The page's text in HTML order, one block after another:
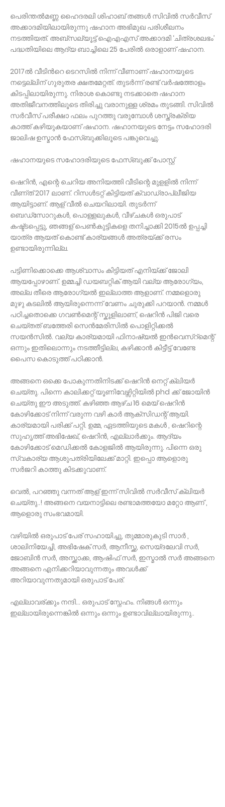
പെരിന്തല്‍മണ്ണ ഹൈദരലി ശിഹാബ് തങ്ങള്‍ സിവില്‍ സര്‍വീസ്
അക്കാദമിയിലായിരുന്നു ഷഹാന അഭിമുഖ പരിശീലനം
നടത്തിയത്. അബ്സല്യൂട്ട് ഐഎഎസ് അക്കാദമി ‘ചിത്രശലഭം’
പദ്ധതിയിലെ ആദ്യ ബാച്ചിലെ 25 പേരിൽ ഒരാളാണ് ഷഹാന.
2017ൽ വീടിന്‍റെ ടെറസിൽ നിന്ന് വീണാണ് ഷഹാനയുടെ
നട്ടെല്ലിന് ഗുരുതര ക്ഷതമേറ്റത്. തുടർന്ന് രണ്ട് വർഷത്തോളം
കിടപ്പിലായിരുന്നു. നിരാശ കൊണ്ടു നടക്കാതെ ഷഹാന
അതിജീവനത്തിലൂടെ തിരിച്ചു വരാനുള്ള ശ്രമം തുടങ്ങി. സിവിൽ
സർവീസ് പരീക്ഷാ ഫലം പുറത്തു വരുമ്പോൾ ശസ്ത്രക്രിയ
കാത്ത് കഴിയുകയാണ് ഷഹാന. ഷഹാനയുടെ നേട്ടം സഹോദരി
ജാലിഷ ഉസ്മാൻ ഫേസ്ബുക്കിലൂടെ പങ്കുവെച്ചു.
ഷഹാനയുടെ സഹോദരിയുടെ ഫേസ്ബുക്ക് പോസ്റ്റ്
ഷെറിൻ, എന്റെ ചെറിയ അനിയത്തി വീടിന്റെ മുളളിൽ നിന്ന്
വീണ്ത് 2017 ലാണ്. റിസൾടറ്റ് കിട്ടിയത് ക്വാഡ്രാപ്ലീജിയ
ആയിട്ടാണ്. ആള് വീൽ ചെയറിലായി. തുടർന്ന്
ബെഡ്‌സോറുകൾ, പൊള്ളലുകൾ, വീഴ്ചകൾ ഒരുപാട്
കഷ്ട്ടപ്പെട്ടു, ഞങ്ങള് പെൺകുട്ടികളെ തനിച്ചാക്കി 2015ൽ ഉപ്പച്ചി
യാത്ര ആയത് കൊണ്ട് കാര്യങ്ങൾ അത്രയ്ക്ക് രസം
ഉണ്ടായിരുന്നില്ല.
പട്ടിണിക്കൊക്കെ ആശ്വാസം കിട്ടിയത് എനിയ്ക്ക് ജോലി
ആയപ്പോഴാണ്. ഉമ്മച്ചി ഡയബറ്റിക് ആയി വല്യ ആരോഗ്യം,
അല്ല തീരെ ആരോഗ്യൽ ഇല്ലാത്ത ആളാണ്. നമ്മളൊരു
മുഴു കടലിൽ ആയിരുന്നെന്ന് വേണം ചുരുക്കി പറയാൻ. നമ്മൾ
പഠിച്ചതൊക്കെ ഗവൺമെന്റ് സ്കൂളിലാണ്, ഷെറിൻ പിജി വരെ
ചെയ്തത് ബത്തേരി സെൻമേരിസിൽ പൊളിറ്റിക്കൽ
സയൻസിൽ. വല്യ കാര്യമായി ഫിനാഷ്യൽ ഇൻവെസ്റ്മെന്റ്
ഒന്നും ഇതിലൊന്നും നടത്തീട്ടില്ല, കഴിക്കാൻ കിട്ടീട്ട് വേണ്ടേ
പൈസ കൊടുത്ത് പഠിക്കാൻ.
അങ്ങനെ ഒക്കെ പോകുന്നതിനിടക്ക് ഷെറിൻ നെറ്റ് ക്ലിയർ
ചെയ്തു. പിന്നെ കാലിക്കറ്റ് യൂണിവേഴ്സിറ്റിയിൽ phd ക്ക് ജോയിൻ
ചെയ്തു ഈ അടുത്ത്. കഴിഞ്ഞ ആഴ്ച 16 മെയ് ഷെറിൻ
കോഴിക്കോട് നിന്ന് വരുന്ന വഴി കാർ ആക്സിഡന്റ് ആയി.
കാര്യമായി പരിക്ക് പറ്റി. ഉമ്മ, ഏടത്തിയുടെ മകൾ , ഷെറിന്റെ
സുഹൃത്ത് അഭിഷേഖ്, ഷെറിൻ, എല്ലാർക്കും. ആദ്യം
കോഴിക്കോട് മെഡിക്കൽ കോളജിൽ ആയിരുന്നു. പിന്നെ ഒരു
സ്വകാര്യ ആശുപത്രിയിലേക്ക് മാറ്റി. ഇപ്പൊ ആളൊരു
സർജറി കാത്തു കിടക്കുവാണ്.
വെൽ, പറഞ്ഞു വന്നത് ആള് ഇന്ന് സിവിൽ സർവീസ് ക്ലിയർ
ചെയ്തു..! അങ്ങനെ വയനാട്ടിലെ രണ്ടാമത്തയോ മറ്റോ ആണ് ,
ആളൊരു സംഭവമായി.
വഴിയിൽ ഒരുപാട് പേര് സഹായിച്ചു, തുമ്മാരുകുടി സാർ ,
ശാലിനിയേച്ചി, അഭിഷേക് സർ, ആനീസ്ക്ക, സെയ്ദലേവി സർ,
ജോബിൻ സർ, അസ്ക്കാക്ക, ആഷിഫ് സർ, ഇസ്മാൽ സർ അങ്ങനെ
അങ്ങനെ എനിക്കറിയാവുന്നതും അവൾക്ക്
അറിയാവുന്നതുമായി ഒരുപാട് പേര്.
എല്ലാവര്ക്കും നന്ദി… ഒരുപാട് സ്നേഹം. നിങ്ങൾ ഒന്നും
ഇല്ലായിരുന്നെങ്കിൽ ഒന്നും ഒന്നും ഉണ്ടാവില്ലായിരുന്നു..